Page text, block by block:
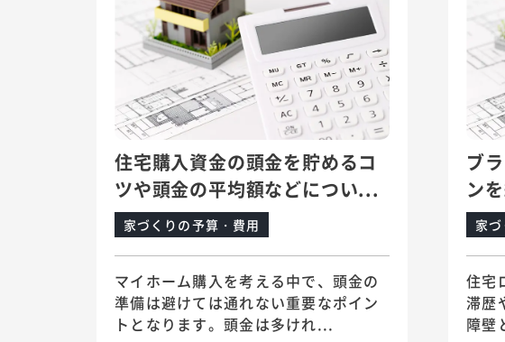
住宅購入資金の頭金を貯めるコ
ツや頭金の平均額などについ...
家づくりの予算・費用
マイホーム購入を考える中で、頭金の
準備は避けては通れない重要なポイン
トとなります。頭金は多けれ...
ブ
ン
家
住宅
滞歴
障壁